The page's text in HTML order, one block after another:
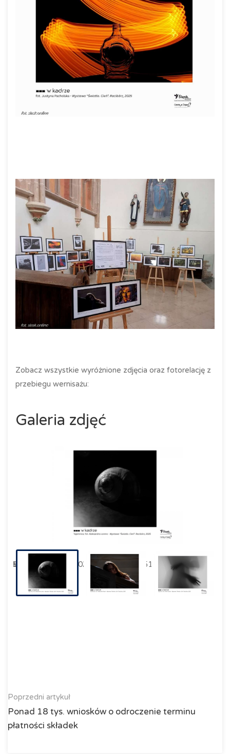
Zobacz wszystkie wyróżnione zdjęcia oraz fotorelację z
przebiegu wernisażu:
Galeria zdjęć
Poprzedni artykuł
Ponad 18 tys. wniosków o odroczenie terminu
płatności składek